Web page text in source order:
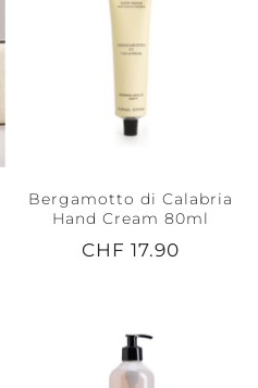
Bergamotto di Calabria
Hand Cream 80ml
CHF 17.90